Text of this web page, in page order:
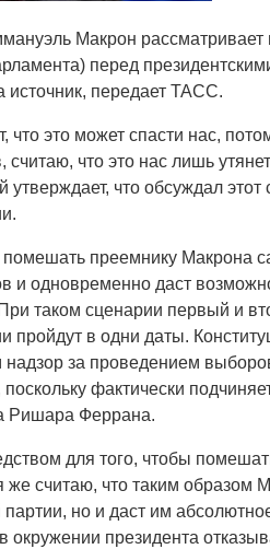
Макрон рассматривает
перед
источник, передает ТАСС.
это может спасти нас,
что это нас лишь
что обсуждал этот
преемнику Макрона
и одновременно даст
таком сценарии первый и
пройдут в одни даты.
за проведением
фактически
Ришара Феррана.
для того, чтобы
считаю, что таким образом
партии, но и даст им
окружении президента